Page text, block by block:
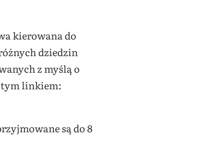
kierowana do
dziedzin
z myślą o
tym linkiem:
są do 8